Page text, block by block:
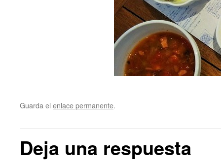
Guarda el enlace permanente.
Deja una respuesta